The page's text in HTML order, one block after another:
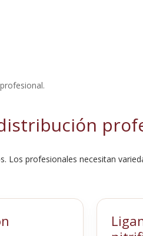
profesionales necesitan